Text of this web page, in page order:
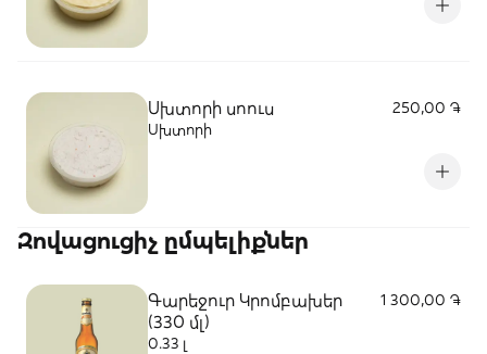
Սխտորի սոուս
250,00 ֏
Սխտորի
Զովացուցիչ ըմպելիքներ
Գարեջուր Կրոմբախեր
(330 մլ)
1 300,00 ֏
0.33 լ